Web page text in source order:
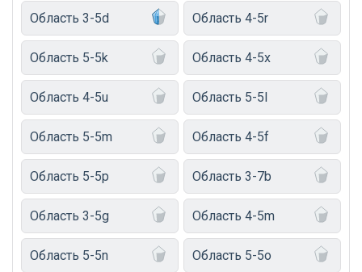
Область 3-5d Область 4-5r
Область 5-5k Область 4-5x
Область 4-5u Область 5-5l
Область 5-5m Область 4-5f
Область 5-5p Область 3-7b
Область 3-5g Область 4-5m
Область 5-5n Область 5-5o